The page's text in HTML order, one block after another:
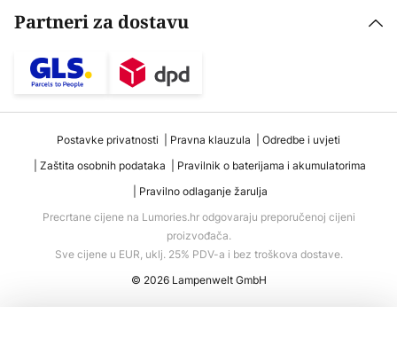
Partneri za dostavu
Postavke privatnosti Pravna klauzula
Odredbe i uvjeti
Zaštita osobnih podataka
Pravilnik o baterijama i akumulatorima
Pravilno odlaganje žarulja
Precrtane cijene na Lumories.hr odgovaraju preporučenoj cijeni
proizvođača.
Sve cijene u EUR, uklj. 25% PDV-a i bez troškova dostave.
© 2026 Lampenwelt GmbH